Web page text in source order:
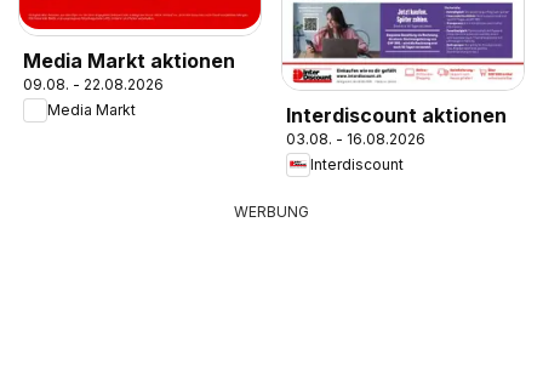
Media Markt aktionen
09.08. - 22.08.2026
Media Markt
Interdiscount aktionen
03.08. - 16.08.2026
Interdiscount
WERBUNG